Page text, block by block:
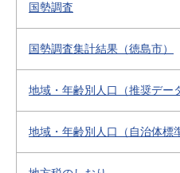
国勢調査
国勢調査集計結果（徳島市）
地域・年齢別人口（推奨デー
地域・年齢別人口（自治体標